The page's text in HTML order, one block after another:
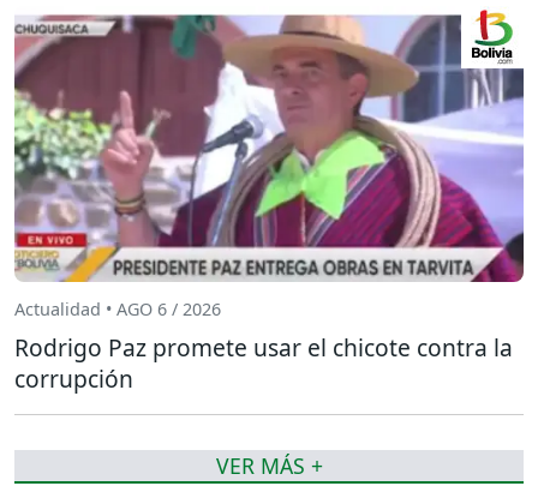
Actualidad • AGO 6 / 2026
Rodrigo Paz promete usar el chicote contra la
corrupción
VER MÁS +